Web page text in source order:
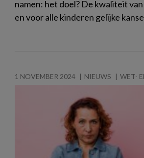
namen: het doel? De kwaliteit
en voor alle kinderen gelijke
1 NOVEMBER 2024 NIEUWS WET-